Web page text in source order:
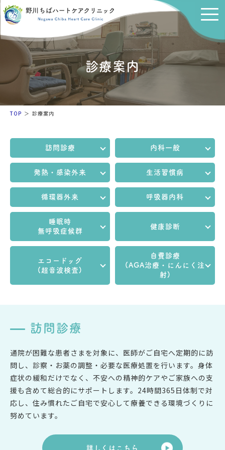
診療案内
TOP 診療案内
訪問診療 内科一般
発熱・感染外来 生活習慣病
循環器外来 呼吸器内科
睡眠時
無呼吸症候群
健康診断
エコードッグ
(超音波検査)
自費診療
(AGA治療・にんにく注
射)
訪問診療
通院が困難な患者さまを対象に、医師がご自宅へ定期的に訪
問し、診察・お薬の調整・必要な医療処置を行います。身体
症状の緩和だけでなく、不安への精神的ケアやご家族への支
援も含めて総合的にサポートします。24時間365日体制で対
応し、住み慣れたご自宅で安心して療養できる環境づくりに
努めています。
詳しくはこちら